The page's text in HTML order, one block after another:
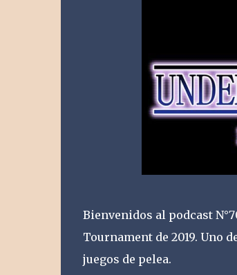
Bienvenidos al podcast
Tournament de 2019. Uno
juegos de pelea.